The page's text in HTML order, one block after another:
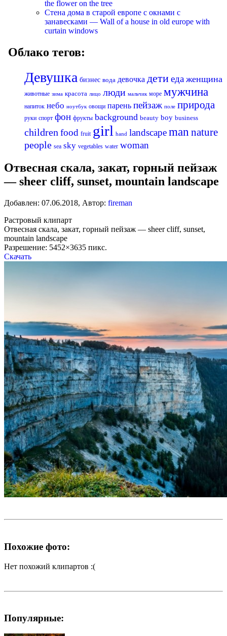
the flower on the tree
Стена дома в старой европе с окнами с
занавесками — Wall of a house in old europe with
curtain windows
Облако тегов:
Девушка бизнес вода девочка детиеда женщина
животные зима красота лицо люди мальчик море мужчина
напиток небо ноутбук овощи парень пейзаж поле природа
руки спорт фон фрукты background beauty boy business
childrenfood fruit girl hand landscapeman nature
people sea sky vegetables water woman
Отвесная скала, закат, горный пейзаж
— sheer cliff, sunset, mountain landscape
Добавлен: 07.06.2018, Автор: fireman
Растровый клипарт
Отвесная скала, закат, горный пейзаж — sheer cliff, sunset,
mountain landscape
Разрешение: 5452×3635 пикс.
Скачать
Похожие фото:
Нет похожий клипартов :(
Популярные: